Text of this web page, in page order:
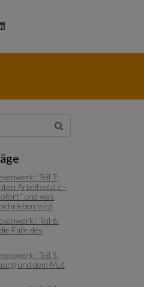
Teil 7:
Arbeitsplatz –
und was
wird
Teil 6:
Falle des
Teil 5:
und dem Mut